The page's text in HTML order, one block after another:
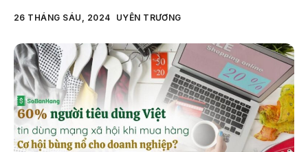
26 THÁNG SÁU, 2024 UYÊN TRƯƠNG